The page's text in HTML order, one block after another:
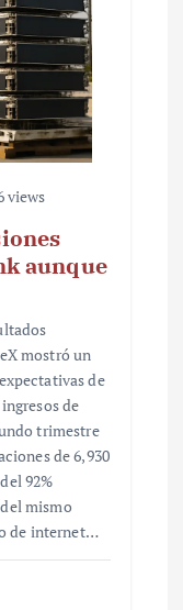
views
aunque
mostró un
de
de
trimestre
de 6,930
92%
mismo
de internet…